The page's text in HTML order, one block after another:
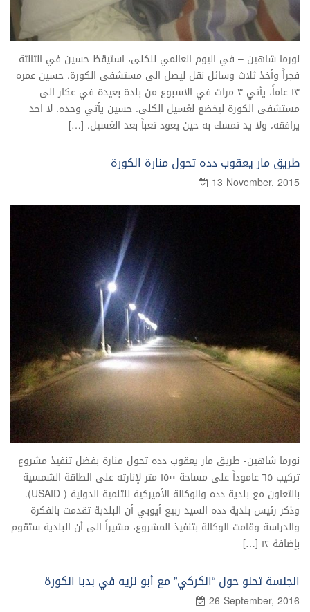
نورما شاهين – في اليوم العالمي للكلى، استيقظ حسين في الثالثة
فجراً وأخذ ثلاث وسائل نقل ليصل الى مستشفى الكورة. حسين عمره
١٣ عاماً، يأتي ٣ مرات في الاسبوع من بلدة بعيدة في عكار الى
مستشفى الكورة ليخضع لغسيل الكلى. حسين يأتي وحده. لا احد
يرافقه، ولا يد تمسك به حين يعود تعباً بعد الغسيل. […]
طريق مار يعقوب دده تحول منارة الكورة
13 November, 2015
نورما شاهين- طريق مار يعقوب دده تحول منارة بفضل تنفيذ مشروع
تركيب ٦٥ عاموداً على مساحة ١٥٠٠ متر لإنارته على الطاقة الشمسية
بالتعاون مع بلدية دده والوكالة الأميركية للتنمية الدولية ( USAID).
وذكر رئيس بلدية دده السيد ربيع أيوبي أن البلدية تقدمت بالفكرة
والدراسة وقامت الوكالة بتنفيذ المشروع، مشيراً الى أن البلدية ستقوم
بإضافة ١٢ […]
الجلسة تحلو حول “الكركي” مع أبو نزيه في بدبا الكورة
26 September, 2016